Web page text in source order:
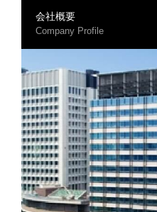
会社概要
Company Profile